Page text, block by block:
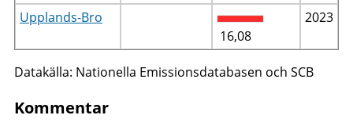
Upplands-Bro
16,08
2023
Datakälla: Nationella Emissionsdatabasen och SCB
Kommentar